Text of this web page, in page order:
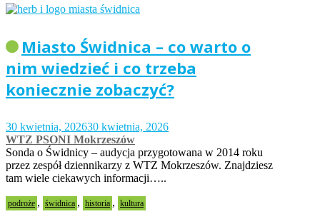
Miasto Świdnica – co warto o
nim wiedzieć i co trzeba
koniecznie zobaczyć?
30 kwietnia, 202630 kwietnia, 2026
WTZ PSONI Mokrzeszów
Sonda o Świdnicy – audycja przygotowana w 2014 roku
przez zespół dziennikarzy z WTZ Mokrzeszów. Znajdziesz
tam wiele ciekawych informacji…..
podroże , świdnica , historia , kultura